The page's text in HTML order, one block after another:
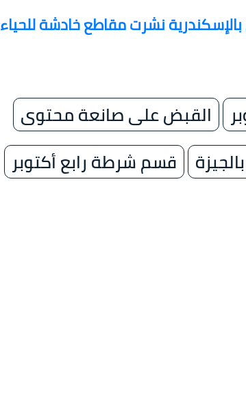
نشرت مقاطع خادشة للحياء
القبض على صانعة محتوى
قسم شرطة رابع أكتوبر